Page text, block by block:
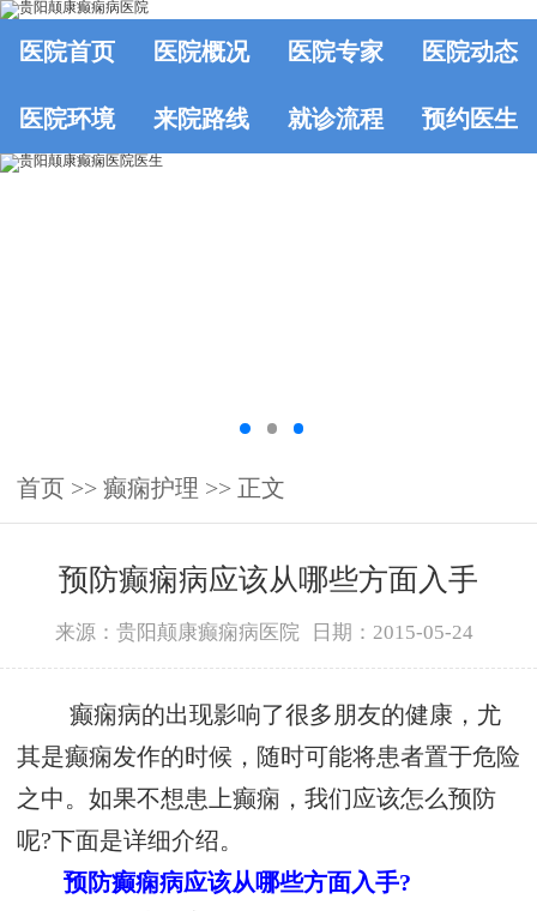
医院首页 医院概况 医院专家 医院动态
医院环境 来院路线 就诊流程 预约医生
首页 >> 癫痫护理 >> 正文
预防癫痫病应该从哪些方面入手
来源：贵阳颠康癫痫病医院 日期：2015-05-24
癫痫病的出现影响了很多朋友的健康，尤
其是癫痫发作的时候，随时可能将患者置于危险
之中。如果不想患上癫痫，我们应该怎么预防
呢?下面是详细介绍。
预防癫痫病应该从哪些方面入手?